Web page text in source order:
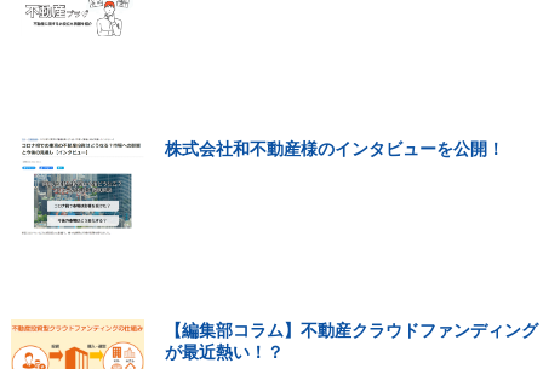
株式会社和不動産様のインタビューを公開！
【編集部コラム】不動産クラウドファンディング
が最近熱い！？